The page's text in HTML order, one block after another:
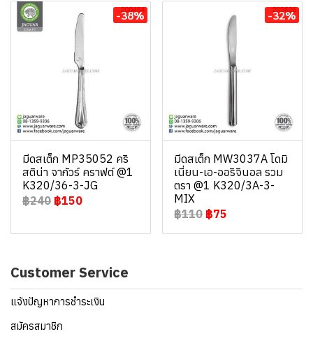
-38%
มีดสเต็ก MP35052 คริ
สติน่า จากัวร์ คราฟต์ @1
K320/36-3-JG
฿240 ฿150
-32%
มีดสเต็ก MW3037A โดมิ
เนี่ยน-เอ-ออริจินอล รวม
ตรา @1 K320/3A-3-
MIX
฿110 ฿75
Customer Service
แจ้งปัญหาการชำระเงิน
สมัครสมาชิก